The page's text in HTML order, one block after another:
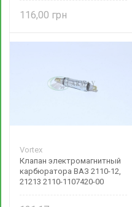
116,00
Vortex
Клапан электромагнитный
карбюратора ВАЗ 2110-12,
21213 2110-1107420-00